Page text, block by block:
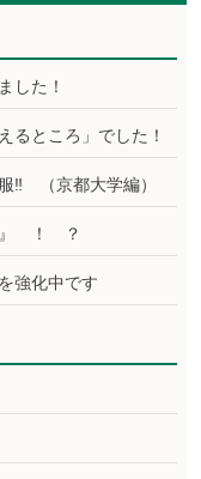
した！
るところ」でした！
‼ （京都大学編）
』 ！ ？
強化中です